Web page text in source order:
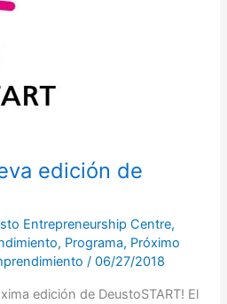
edición de
Entrepreneurship Centre,
, Programa, Próximo
/06/27/2018
edición de DeustoSTART! El